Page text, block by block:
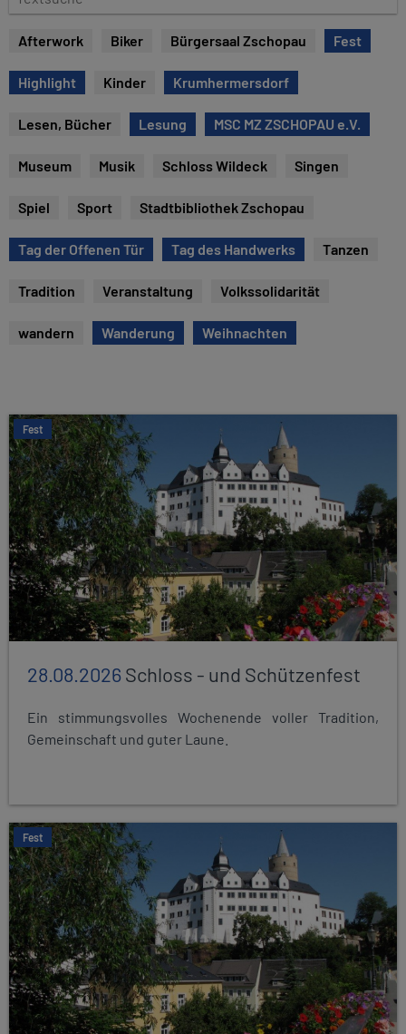
e
s
u
Afterwork Biker Bürgersaal Zschopau Fest
Highlight Kinder Krumhermersdorf
Lesen, Bücher Lesung MSC MZ ZSCHOPAU e.V.
Museum Musik Schloss Wildeck Singen
Spiel Sport Stadtbibliothek Zschopau
Tag der Offenen Tür Tag des Handwerks Tanzen
Tradition Veranstaltung Volkssolidarität
wandern Wanderung Weihnachten
Fest
28.08.2026Schloss - und Schützenfest
Ein stimmungsvolles Wochenende voller Tradition,
Gemeinschaft und guter Laune.
Fest